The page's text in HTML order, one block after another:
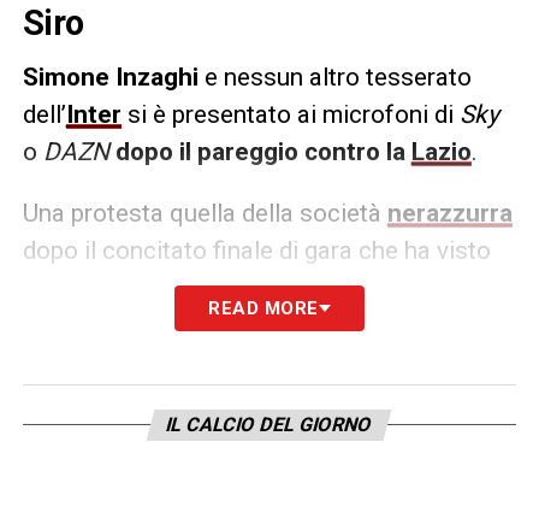
Siro
Simone Inzaghi e nessun altro tesserato
dell’Inter si è presentato ai microfoni di Sky
o DAZNdopo il pareggio contro la Lazio.
Una protesta quella della società nerazzurra
dopo il concitato finale di gara che ha visto
Simone Inzaghi espulso – e che quindi
salterà l’ultima sfida contro il Como – il gol
dell’attaccante austriaco.
READ MORE
IL CALCIO DEL GIORNO